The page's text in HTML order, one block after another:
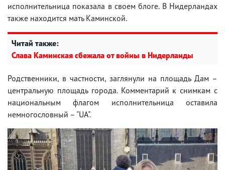
исполнительница показала в своем блоге. В Нидерландах
также находится мать Каминской.
Читай также:
Слава Каминская сбежала от войны в Нидерланды
Родственники, в частности, заглянули на площадь Дам –
центральную площадь города. Комментарий к снимкам с
национальным флагом исполнительница оставила
немногословный – "UA".